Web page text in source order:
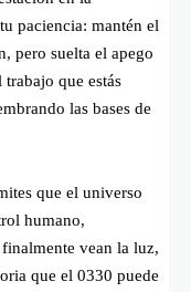
paciencia: mantén el
pero suelta el apego
que estás
las bases de
que el universo
humano,
vean la luz,
que el 0330 puede